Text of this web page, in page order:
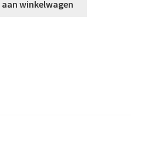
winkelwagen